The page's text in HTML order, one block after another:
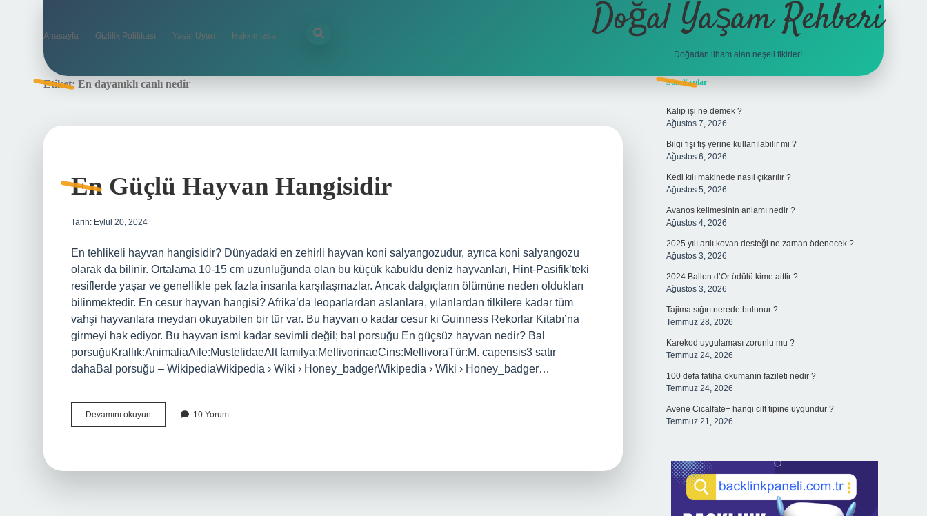
Anasayfa Gizlilik Politikası Yasal Uyarı Hakkımızda Doğal Yaşam Rehberi
Doğadan ilham alan neşeli fikirler!
Etiket: En dayanıklı canlı nedir
En Güçlü Hayvan Hangisidir
Tarih: Eylül 20, 2024
En tehlikeli hayvan hangisidir? Dünyadaki en zehirli hayvan koni salyangozudur, ayrıca koni salyangozu
olarak da bilinir. Ortalama 10-15 cm uzunluğunda olan bu küçük kabuklu deniz hayvanları, Hint-Pasifik’teki
resiflerde yaşar ve genellikle pek fazla insanla karşılaşmazlar. Ancak dalgıçların ölümüne neden oldukları
bilinmektedir. En cesur hayvan hangisi? Afrika’da leoparlardan aslanlara, yılanlardan tilkilere kadar tüm
vahşi hayvanlara meydan okuyabilen bir tür var. Bu hayvan o kadar cesur ki Guinness Rekorlar Kitabı’na
girmeyi hak ediyor. Bu hayvan ismi kadar sevimli değil; bal porsuğu En güçsüz hayvan nedir? Bal
porsuğuKrallık:AnimaliaAile:MustelidaeAlt familya:MellivorinaeCins:MellivoraTür:M. capensis3 satır
dahaBal porsuğu – WikipediaWikipedia › Wiki › Honey_badgerWikipedia › Wiki › Honey_badger…
Devamını okuyun
Güçlü
10 Yorum
Sidebar
Son Yazılar
Kalıp işi ne demek ?
Ağustos 7, 2026
Bilgi fişi fiş yerine kullanılabilir mi ?
Ağustos 6, 2026
Kedi kılı makinede nasıl çıkarılır ?
Ağustos 5, 2026
Avanos kelimesinin anlamı nedir ?
Ağustos 4, 2026
2025 yılı arılı kovan desteği ne zaman ödenecek ?
Ağustos 3, 2026
2024 Ballon d’Or ödülü kime aittir ?
Ağustos 3, 2026
Tajima sığırı nerede bulunur ?
Temmuz 28, 2026
Karekod uygulaması zorunlu mu ?
Temmuz 24, 2026
100 defa fatiha okumanın fazileti nedir ?
Temmuz 24, 2026
Avene Cicalfate+ hangi cilt tipine uygundur ?
Temmuz 21, 2026